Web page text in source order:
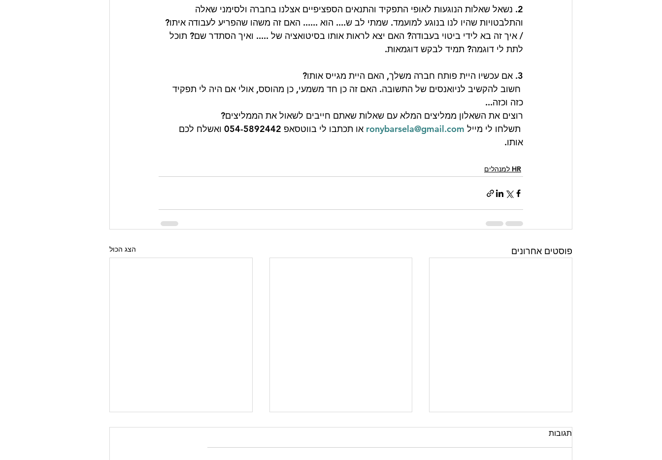
2. נשאל שאלות הנוגעות לאופי התפקיד והתנאים הספציפיים אצלנו בחברה ולסימני שאלה
והתלבטויות שהיו לנו בנוגע למועמד. שמתי לב ש.... הוא ...... האם זה משהו שהפריע לעבודה איתו?
/ איך זה בא לידי ביטוי בעבודה? האם יצא לראות אותו בסיטואציה של ..... ואיך הסתדר שם? תוכל
לתת לי דוגמה? תמיד לבקש דוגמאות.
3. אם עכשיו היית פותח חברה משלך, האם היית מגייס אותו?
חשוב להקשיב לניואנסים של התשובה. האם זה כן חד משמעי, כן מהוסס, אולי אם היה לי תפקיד
כזה וכזה...
רוצים את השאלון ממליצים המלא עם שאלות שאתם חייבים לשאול את הממליצים?
ronybarsela@gmail.com
או תכתבו לי בווטסאפ 054-5892442 ואשלח לכם
אותו.
HR למנהלים
פוסטים אחרונים הצג הכול
תגובות